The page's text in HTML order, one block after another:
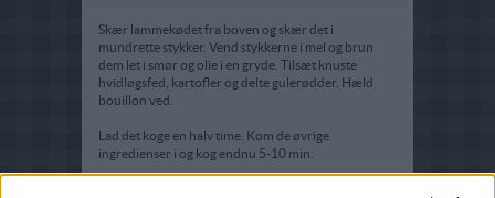
Skær lammekødet fra boven og skær det i
mundrette stykker. Vend stykkerne i mel og brun
dem let i smør og olie i en gryde. Tilsæt knuste
hvidløgsfed, kartofler og delte gulerødder. Hæld
bouillon ved.
Lad det koge en halv time. Kom de øvrige
ingredienser i og kog endnu 5-10 min.